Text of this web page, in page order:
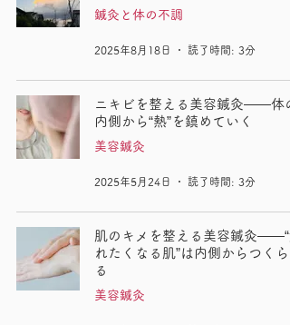
鍼灸と体の不調
2025年8月18日 読了時間: 3分
ニキビを整える美容鍼灸——体
内側から“熱”を鎮めていく
美容鍼灸
2025年5月24日 読了時間: 3分
肌のキメを整える美容鍼灸——“
れたくなる肌”は内側からつくら
る
美容鍼灸